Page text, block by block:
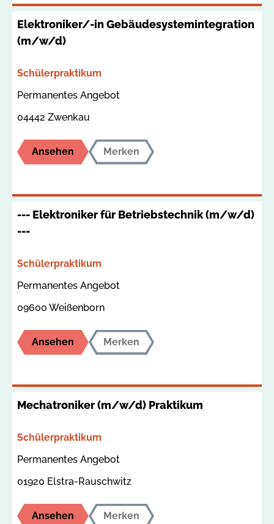
Elektroniker/-in Gebäudesystemintegration
(m/w/d)
Bereich
Schülerpraktikum
Termin
Permanentes Angebot
Ort
04442 Zwenkau
Ansehen Merken
--- Elektroniker für Betriebstechnik (m/w/d)
---
Bereich
Schülerpraktikum
Termin
Permanentes Angebot
Ort
09600 Weißenborn
Ansehen Merken
Mechatroniker (m/w/d) Praktikum
Bereich
Schülerpraktikum
Termin
Permanentes Angebot
Ort
01920 Elstra-Rauschwitz
Ansehen Merken